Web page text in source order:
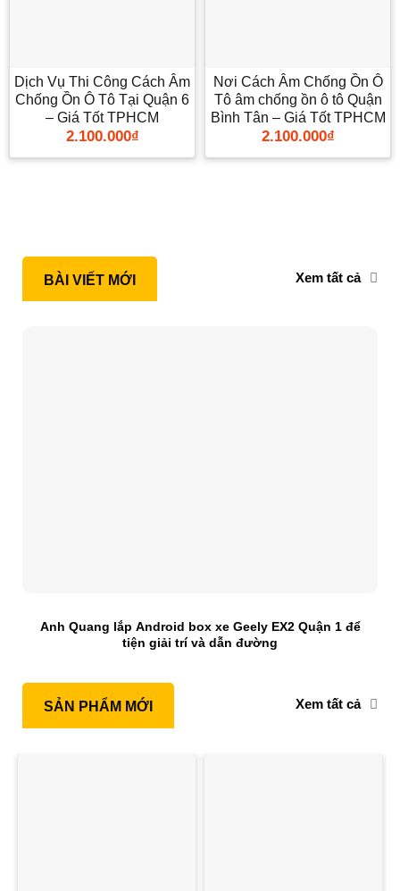
Dịch Vụ Thi Công Cách Âm
Chống Ồn Ô Tô Tại Quận 6
– Giá Tốt TPHCM
2.100.000₫
Nơi Cách Âm Chống Ồn Ô
Tô âm chống ồn ô tô Quận
Bình Tân – Giá Tốt TPHCM
2.100.000₫
BÀI VIẾT MỚI Xem tất cả
Anh Quang lắp Android box xe Geely EX2 Quận 1 để
tiện giải trí và dẫn đường
SẢN PHẨM MỚI Xem tất cả